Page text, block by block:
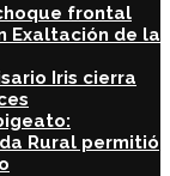
frontal
Exaltación de la
Iris cierra
Rural permitió